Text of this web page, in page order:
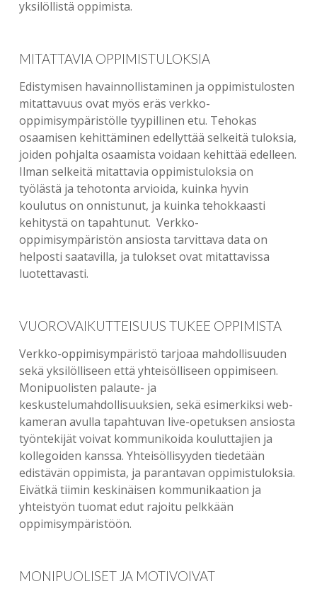
yksilöllistä oppimista.
MITATTAVIA OPPIMISTULOKSIA
Edistymisen havainnollistaminen ja oppimistulosten
mitattavuus ovat myös eräs verkko-
oppimisympäristölle tyypillinen etu. Tehokas
osaamisen kehittäminen edellyttää selkeitä tuloksia,
joiden pohjalta osaamista voidaan kehittää edelleen.
Ilman selkeitä mitattavia oppimistuloksia on
työlästä ja tehotonta arvioida, kuinka hyvin
koulutus on onnistunut, ja kuinka tehokkaasti
kehitystä on tapahtunut. Verkko-
oppimisympäristön ansiosta tarvittava data on
helposti saatavilla, ja tulokset ovat mitattavissa
luotettavasti.
VUOROVAIKUTTEISUUS TUKEE OPPIMISTA
Verkko-oppimisympäristö tarjoaa mahdollisuuden
sekä yksilölliseen että yhteisölliseen oppimiseen.
Monipuolisten palaute- ja
keskustelumahdollisuuksien, sekä esimerkiksi web-
kameran avulla tapahtuvan live-opetuksen ansiosta
työntekijät voivat kommunikoida kouluttajien ja
kollegoiden kanssa. Yhteisöllisyyden tiedetään
edistävän oppimista, ja parantavan oppimistuloksia.
Eivätkä tiimin keskinäisen kommunikaation ja
yhteistyön tuomat edut rajoitu pelkkään
oppimisympäristöön.
MONIPUOLISET JA MOTIVOIVAT